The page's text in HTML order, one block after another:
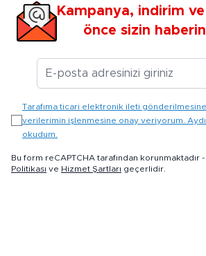
Kampanya, indirim
önce sizin
E-posta
Tarafıma ticari elektronik ileti
verilerimin işlenmesine onay veriyorum.
okudum.
Bu form reCAPTCHA tarafından korunmaktadır -
Politikası ve Hizmet Şartları geçerlidir.